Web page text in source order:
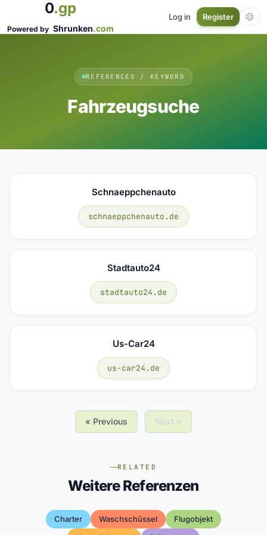
0.gp
Powered by Shrunken.com
Log in Register
REFERENCES / KEYWORD
Fahrzeugsuche
Schnaeppchenauto
schnaeppchenauto.de
Stadtauto24
stadtauto24.de
Us-Car24
us-car24.de
« Previous Next »
RELATED
Weitere Referenzen
Charter Waschschüssel
Flugobjekt